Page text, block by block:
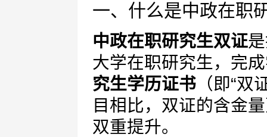
一、什么是中政在职
中政在职研究生双证
大学在职研究生，完
究生学历证书 （即“
目相比，双证的含金
双重提升。